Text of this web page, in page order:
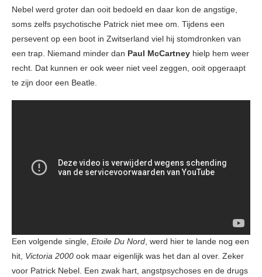
Nebel werd groter dan ooit bedoeld en daar kon de angstige,
soms zelfs psychotische Patrick niet mee om. Tijdens een
persevent op een boot in Zwitserland viel hij stomdronken van
een trap. Niemand minder dan Paul McCartney hielp hem weer
recht. Dat kunnen er ook weer niet veel zeggen, ooit opgeraapt
te zijn door een Beatle.
Een volgende single, Etoile Du Nord, werd hier te lande nog een
hit, Victoria 2000 ook maar eigenlijk was het dan al over. Zeker
voor Patrick Nebel. Een zwak hart, angstpsychoses en de drugs